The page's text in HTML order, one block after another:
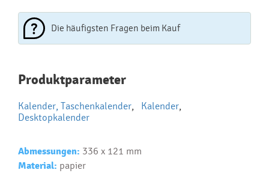
Die häufigsten Fragen beim Kauf
Najčastejšie otázky pri nákupe
reklamných predmetov
Ako realizujete potlač na reklamné premedy?
Text...
Produktparameter
Kalender, Taschenkalender, Kalender,
Desktopkalender
Abmessungen: 336 x 121 mm
Material: papier